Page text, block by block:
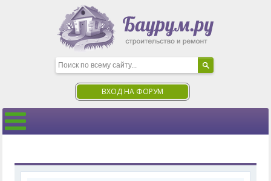
ВХОД НА ФОРУМ